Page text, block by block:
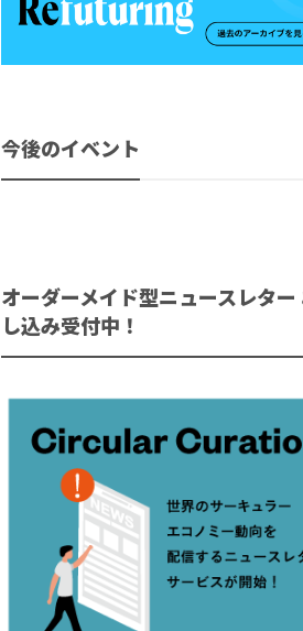
今後のイベント
オーダーメイド型ニュースレター
し込み受付中！